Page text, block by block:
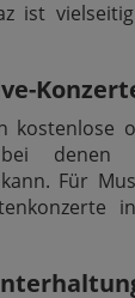
ist
kostenlose
bei
Für